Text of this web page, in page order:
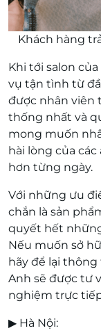
Khách hàng
Khi tới salon
vụ tận tình từ
được nhân viên
thống nhất và
mong muốn
hài lòng của
hơn từng ngày.
Với những ưu
chắn là sản
quyết hết
Nếu muốn sở
hãy để lại
Anh sẽ được tư
nghiệm trực tiếp
▶ Hà Nội: